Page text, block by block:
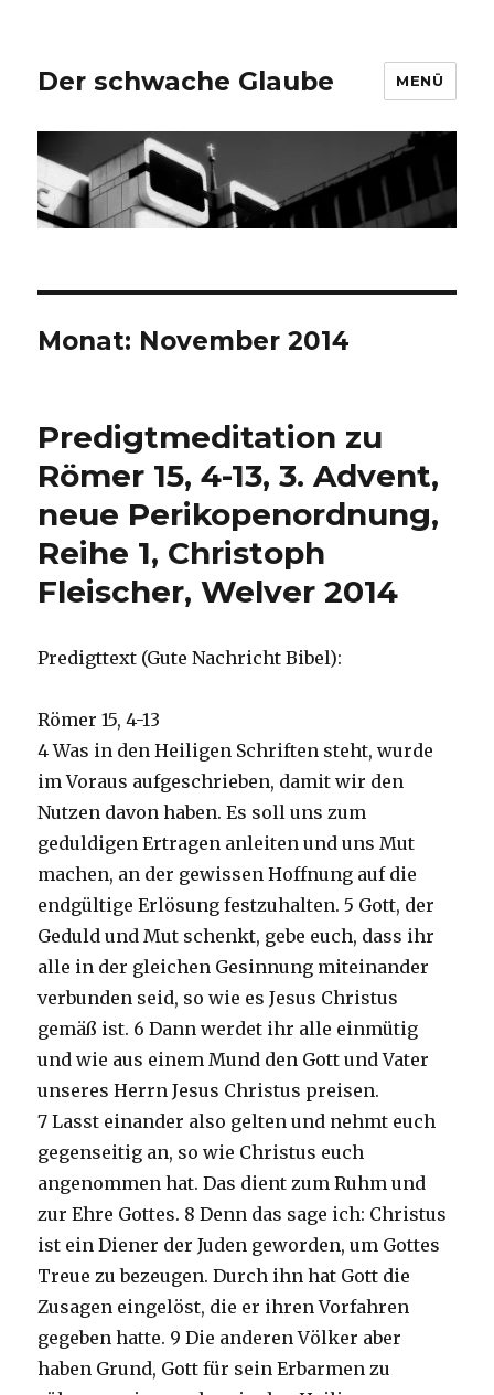
Der schwache Glaube MENÜ
Monat: November 2014
Predigtmeditation zu
Römer 15, 4-13, 3. Advent,
neue Perikopenordnung,
Reihe 1, Christoph
Fleischer, Welver 2014
Predigttext (Gute Nachricht Bibel):
Römer 15, 4-13
4 Was in den Heiligen Schriften steht, wurde
im Voraus aufgeschrieben, damit wir den
Nutzen davon haben. Es soll uns zum
geduldigen Ertragen anleiten und uns Mut
machen, an der gewissen Hoffnung auf die
endgültige Erlösung festzuhalten. 5 Gott, der
Geduld und Mut schenkt, gebe euch, dass ihr
alle in der gleichen Gesinnung miteinander
verbunden seid, so wie es Jesus Christus
gemäß ist. 6 Dann werdet ihr alle einmütig
und wie aus einem Mund den Gott und Vater
unseres Herrn Jesus Christus preisen.
7 Lasst einander also gelten und nehmt euch
gegenseitig an, so wie Christus euch
angenommen hat. Das dient zum Ruhm und
zur Ehre Gottes. 8 Denn das sage ich: Christus
ist ein Diener der Juden geworden, um Gottes
Treue zu bezeugen. Durch ihn hat Gott die
Zusagen eingelöst, die er ihren Vorfahren
gegeben hatte. 9 Die anderen Völker aber
haben Grund, Gott für sein Erbarmen zu